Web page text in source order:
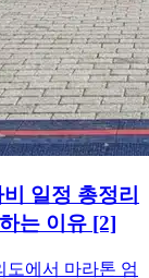
일정 총정리
는 이유 [2]
도에서 마라톤 엄